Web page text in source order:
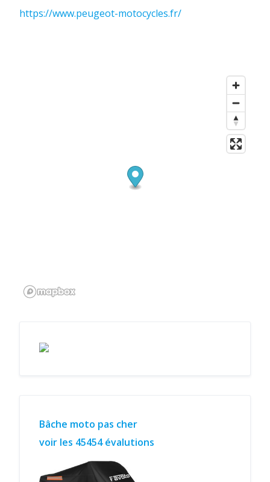
https://www.peugeot-motocycles.fr/
Bâche moto pas cher
voir les 45454 évalutions